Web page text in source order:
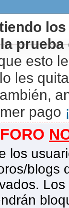
esto
les
pago
los
blogs